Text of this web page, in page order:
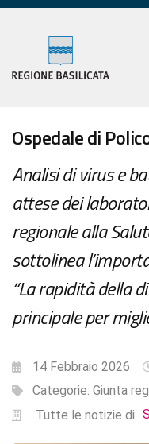
Ospedale di
Analisi di virus e
attese dei
regionale alla
sottolinea
“La rapidità della
principale per
14 Febbraio 2026
Categorie: Giunta
Tutte le notizie di